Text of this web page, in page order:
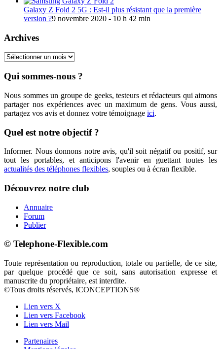
Galaxy Z Fold 2 5G : Est-il plus résistant que la première
version ?9 novembre 2020 - 10 h 42 min
Archives
Archives
Qui sommes-nous ?
Nous sommes un groupe de geeks, testeurs et rédacteurs qui aimons
partager nos expériences avec un maximum de gens. Vous aussi,
partagez vos avis et donnez votre témoignage ici.
Quel est notre objectif ?
Informer. Nous donnons notre avis, qu'il soit négatif ou positif, sur
tout les portables, et anticipons l'avenir en guettant toutes les
actualités des téléphones flexibles, souples ou à écran flexible.
Découvrez notre club
Annuaire
Forum
Publier
© Telephone-Flexible.com
Toute représentation ou reproduction, totale ou partielle, de ce site,
par quelque procédé que ce soit, sans autorisation expresse et
manuscrite du propriétaire, est interdite.
©Tous droits réservés, ICONCEPTIONS®
Lien vers X
Lien vers Facebook
Lien vers Mail
Partenaires